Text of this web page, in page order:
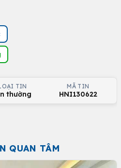
TIN
thường
MÃ TIN
HNI130622
QUAN TÂM